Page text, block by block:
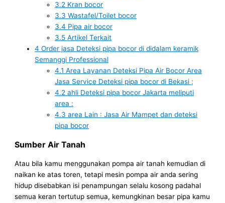
3.2 Kran bocor
3.3 Wastafel/Toilet bocor
3.4 Pipa air bocor
3.5 Artikel Terkait
4 Order jasa Deteksi pipa bocor di didalam keramik
Semanggi Professional
4.1 Area Layanan Deteksi Pipa Air Bocor Area
Jasa Service Deteksi pipa bocor di Bekasi ;
4.2 ahli Deteksi pipa bocor Jakarta meliputi
area :
4.3 area Lain : Jasa Air Mampet dan deteksi
pipa bocor
Sumber Air Tanah
Atau bila kamu menggunakan pompa air tanah kemudian di
naikan ke atas toren, tetapi mesin pompa air anda sering
hidup disebabkan isi penampungan selalu kosong padahal
semua keran tertutup semua, kemungkinan besar pipa kamu